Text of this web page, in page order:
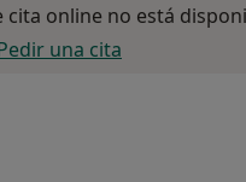
cita online no está
una cita